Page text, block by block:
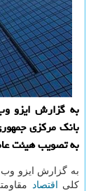
به گزارش ایزو
به تصویب هیئت
به گزارش ایزو
كلی
اقتصاد